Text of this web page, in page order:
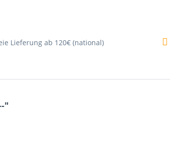
Lieferung ab 120€ (national)
"